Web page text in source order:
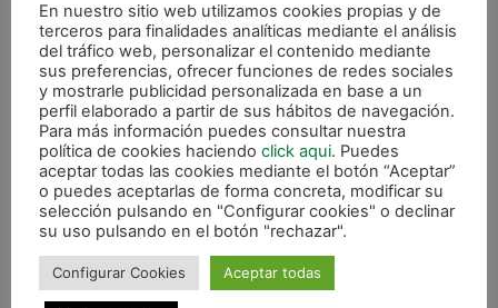
terminar la campaña con el buen sabor de
boca que conllevan las victorias.
Magna Navarra necesita los tres puntos para
ascender en la tabla de clasificación para
lograr un mejor cruce en la eliminatoria de
cuartos de final del play off y también para
acercarse al récord de puntuación del club en
una temporada (49 puntos). No hay bajas en el
conjunto verde.
En nuestro sitio web utilizamos cookies propias y de
terceros para finalidades analíticas mediante el análisis
del tráfico web, personalizar el contenido mediante
sus preferencias, ofrecer funciones de redes sociales
y mostrarle publicidad personalizada en base a un
perfil elaborado a partir de sus hábitos de navegación.
Para más información puedes consultar nuestra
política de cookies haciendo click aqui. Puedes
aceptar todas las cookies mediante el botón “Aceptar”
o puedes aceptarlas de forma concreta, modificar su
selección pulsando en "Configurar cookies" o declinar
su uso pulsando en el botón "rechazar".
Configurar Cookies Aceptar todas